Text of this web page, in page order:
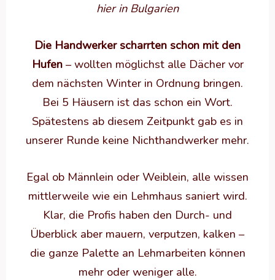
hier in Bulgarien
Die Handwerker scharrten schon mit den
Hufen– wollten möglichst alle Dächer vor
dem nächsten Winter in Ordnung bringen.
Bei 5 Häusern ist das schon ein Wort.
Spätestens ab diesem Zeitpunkt gab es in
unserer Runde keine Nichthandwerker mehr.
Egal ob Männlein oder Weiblein, alle wissen
mittlerweile wie ein Lehmhaus saniert wird.
Klar, die Profis haben den Durch- und
Überblick aber mauern, verputzen, kalken –
die ganze Palette an Lehmarbeiten können
mehr oder weniger alle.